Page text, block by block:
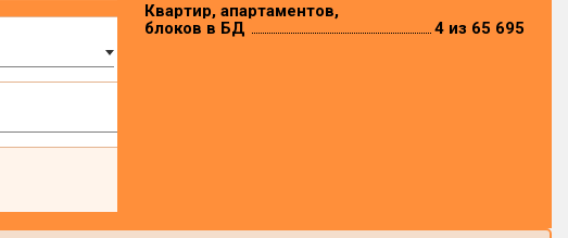
Квартир, апартаментов,
блоков в БД
4 из 65 695